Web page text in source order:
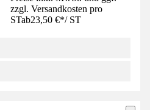
zzgl. Versandkosten pro
STab23,50 €*/ ST